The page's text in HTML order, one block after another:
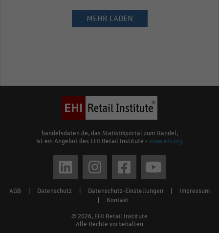
MEHR LADEN
handelsdaten.de, das Statistikportal zum Handel,
ist ein Angebot des EHI Retail Institute - www.ehi.org
© 2026, EHI Retail Institute
Alle Rechte vorbehalten
Footer
AGB Datenschutz Datenschutz-Einstellungen
Impressum
Kontakt